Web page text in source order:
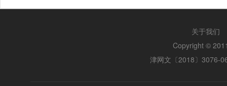
关于我们
Copyright ©
津网文〔2018〕3076-